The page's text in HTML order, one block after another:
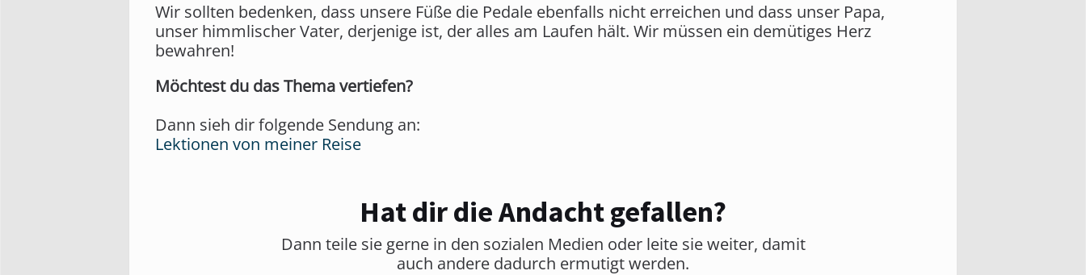
Wir sollten bedenken, dass unsere Füße die Pedale ebenfalls nicht erreichen und dass unser Papa,
unser himmlischer Vater, derjenige ist, der alles am Laufen hält. Wir müssen ein demütiges Herz
bewahren!
Möchtest du das Thema vertiefen?
Dann sieh dir folgende Sendung an:
Lektionen von meiner Reise
Hat dir die Andacht gefallen?
Dann teile sie gerne in den sozialen Medien oder leite sie weiter, damit
auch andere dadurch ermutigt werden.